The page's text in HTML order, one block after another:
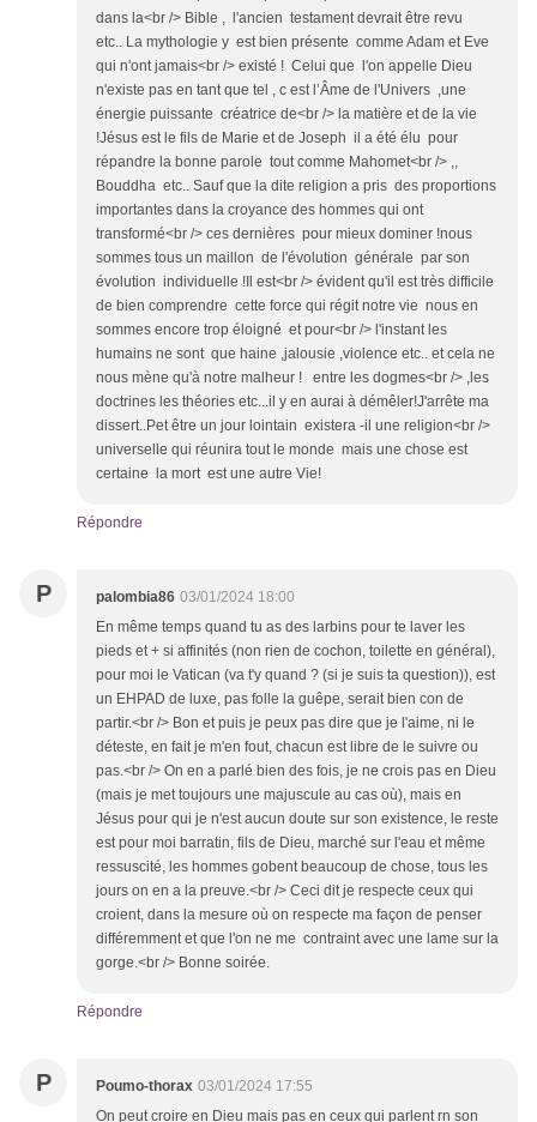
dans la<br /> Bible , l'ancien testament devrait être revu
etc.. La mythologie y est bien présente comme Adam et Eve
qui n'ont jamais<br /> existé ! Celui que l'on appelle Dieu
n'existe pas en tant que tel , c est l’Âme de l'Univers ,une
énergie puissante créatrice de<br /> la matière et de la vie
!Jésus est le fils de Marie et de Joseph il a été élu pour
répandre la bonne parole tout comme Mahomet<br /> ,,
Bouddha etc.. Sauf que la dite religion a pris des proportions
importantes dans la croyance des hommes qui ont
transformé<br /> ces dernières pour mieux dominer !nous
sommes tous un maillon de l'évolution générale par son
évolution individuelle !Il est<br /> évident qu'il est très difficile
de bien comprendre cette force qui régit notre vie nous en
sommes encore trop éloigné et pour<br /> l'instant les
humains ne sont que haine ,jalousie ,violence etc.. et cela ne
nous mène qu'à notre malheur ! entre les dogmes<br /> ,les
doctrines les théories etc...il y en aurai à démêler!J'arrête ma
dissert..Pet être un jour lointain existera -il une religion<br />
universelle qui réunira tout le monde mais une chose est
certaine la mort est une autre Vie!
Répondre
P palombia86 03/01/2024 18:00
En même temps quand tu as des larbins pour te laver les
pieds et + si affinités (non rien de cochon, toilette en général),
pour moi le Vatican (va t'y quand ? (si je suis ta question)), est
un EHPAD de luxe, pas folle la guêpe, serait bien con de
partir.<br /> Bon et puis je peux pas dire que je l'aime, ni le
déteste, en fait je m'en fout, chacun est libre de le suivre ou
pas.<br /> On en a parlé bien des fois, je ne crois pas en Dieu
(mais je met toujours une majuscule au cas où), mais en
Jésus pour qui je n'est aucun doute sur son existence, le reste
est pour moi barratin, fils de Dieu, marché sur l'eau et même
ressuscité, les hommes gobent beaucoup de chose, tous les
jours on en a la preuve.<br /> Ceci dit je respecte ceux qui
croient, dans la mesure où on respecte ma façon de penser
différemment et que l'on ne me contraint avec une lame sur la
gorge.<br /> Bonne soirée.
Répondre
P Poumo-thorax 03/01/2024 17:55
On peut croire en Dieu mais pas en ceux qui parlent rn son